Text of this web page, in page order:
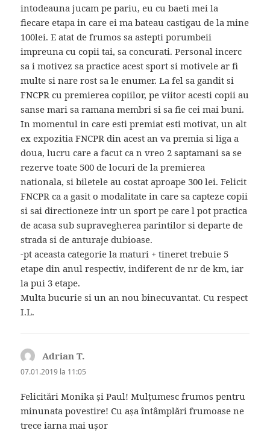
intodeauna jucam pe pariu, eu cu baeti mei la
fiecare etapa in care ei ma bateau castigau de la mine
100lei. E atat de frumos sa astepti porumbeii
impreuna cu copii tai, sa concurati. Personal incerc
sa i motivez sa practice acest sport si motivele ar fi
multe si nare rost sa le enumer. La fel sa gandit si
FNCPR cu premierea copiilor, pe viitor acesti copii au
sanse mari sa ramana membri si sa fie cei mai buni.
In momentul in care esti premiat esti motivat, un alt
ex expozitia FNCPR din acest an va premia si liga a
doua, lucru care a facut ca n vreo 2 saptamani sa se
rezerve toate 500 de locuri de la premierea
nationala, si biletele au costat aproape 300 lei. Felicit
FNCPR ca a gasit o modalitate in care sa capteze copii
si sai directioneze intr un sport pe care l pot practica
de acasa sub supravegherea parintilor si departe de
strada si de anturaje dubioase.
-pt aceasta categorie la maturi + tineret trebuie 5
etape din anul respectiv, indiferent de nr de km, iar
la pui 3 etape.
Multa bucurie si un an nou binecuvantat. Cu respect
I.L.
Adrian T.
07.01.2019 la 11:05
Felicitări Monika și Paul! Mulțumesc frumos pentru
minunata povestire! Cu așa întâmplări frumoase ne
trece iarna mai ușor